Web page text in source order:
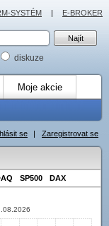
diskuze
Moje akcie
se | Zaregistrovat se
SP500 DAX
SYSTÉM | E-BROKER